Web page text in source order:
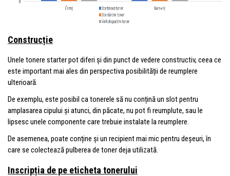
Construcție
Unele tonere starter pot diferi și din punct de vedere constructiv, ceea ce
este important mai ales din perspectiva posibilității de reumplere
ulterioară.
De exemplu, este posibil ca tonerele să nu conțină un slot pentru
amplasarea cipului și atunci, din păcate, nu pot fi reumplute, sau le
lipsesc unele componente care trebuie instalate la reumplere.
De asemenea, poate conține și un recipient mai mic pentru deșeuri, în
care se colectează pulberea de toner deja utilizată.
Inscripția de pe eticheta tonerului